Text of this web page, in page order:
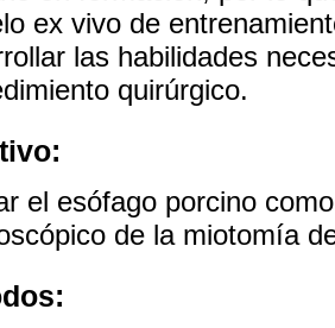
ex vivo de
las habilidades
quirúrgico.
el esófago porcino
de la miotomía